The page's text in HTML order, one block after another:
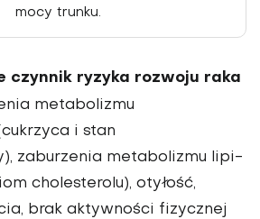
mocy trunku.
czynnik ryzyka rozwoju raka
metabolizmu
i stan
zaburzenia metabolizmu lipi­
cholesterolu), otyłość,
brak aktywności fizycznej